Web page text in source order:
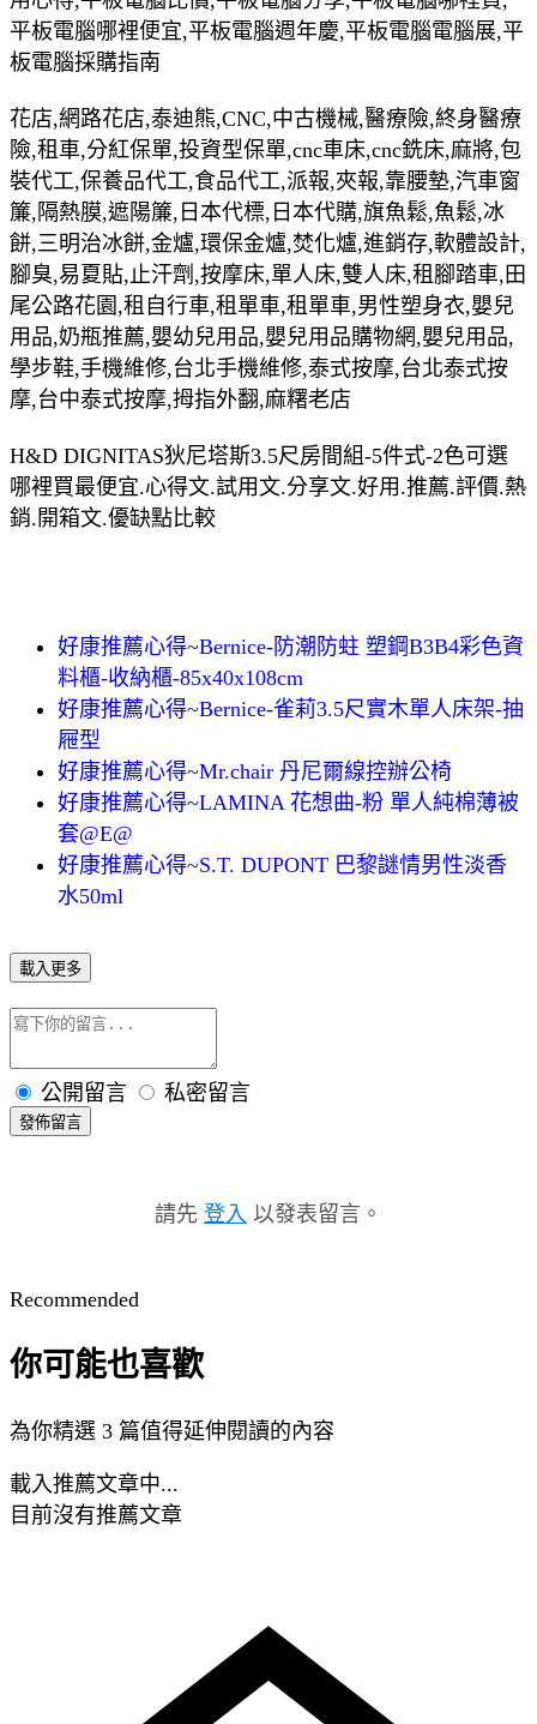
平板電腦哪裡便宜,平板電腦週年慶,平板電腦電腦展,平
板電腦採購指南
花店,網路花店,泰迪熊,CNC,中古機械,醫療險,終身醫療
險,租車,分紅保單,投資型保單,cnc車床,cnc銑床,麻將,包
裝代工,保養品代工,食品代工,派報,夾報,靠腰墊,汽車窗
簾,隔熱膜,遮陽簾,日本代標,日本代購,旗魚鬆,魚鬆,冰
餅,三明治冰餅,金爐,環保金爐,焚化爐,進銷存,軟體設計,
腳臭,易夏貼,止汗劑,按摩床,單人床,雙人床,租腳踏車,田
尾公路花園,租自行車,租單車,租單車,男性塑身衣,嬰兒
用品,奶瓶推薦,嬰幼兒用品,嬰兒用品購物網,嬰兒用品,
學步鞋,手機維修,台北手機維修,泰式按摩,台北泰式按
摩,台中泰式按摩,拇指外翻,麻糬老店
H&D DIGNITAS狄尼塔斯3.5尺房間組-5件式-2色可選
哪裡買最便宜.心得文.試用文.分享文.好用.推薦.評價.熱
銷.開箱文.優缺點比較
好康推薦心得~Bernice-防潮防蛀 塑鋼B3B4彩色資
料櫃-收納櫃-85x40x108cm
好康推薦心得~Bernice-雀莉3.5尺實木單人床架-抽
屜型
好康推薦心得~Mr.chair 丹尼爾線控辦公椅
好康推薦心得~LAMINA 花想曲-粉 單人純棉薄被
套@E@
好康推薦心得~S.T. DUPONT 巴黎謎情男性淡香
水50ml
載入更多
公開留言 私密留言
發佈留言
請先 登入 以發表留言。
Recommended
你可能也喜歡
為你精選 3 篇值得延伸閱讀的內容
載入推薦文章中...
目前沒有推薦文章